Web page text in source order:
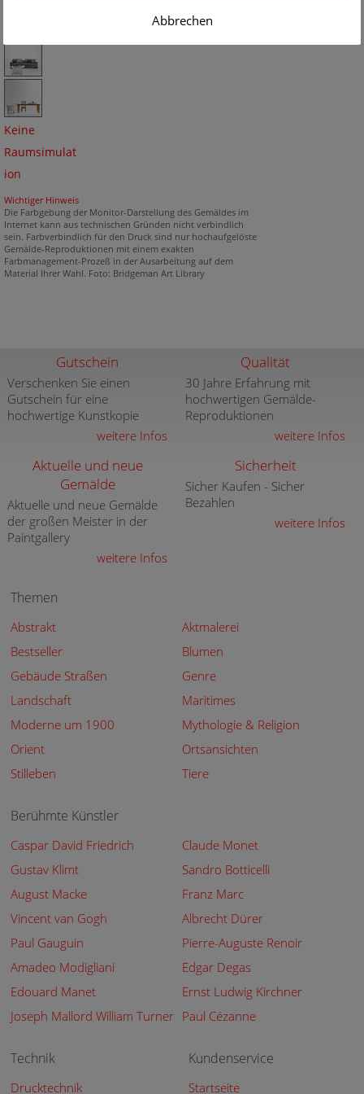
Keine
Raumsimulat
ion
Wichtiger Hinweis
Die Farbgebung der Monitor-Darstellung des Gemäldes im
Internet kann aus technischen Gründen nicht verbindlich
sein. Farbverbindlich für den Druck sind nur hochaufgelöste
Gemälde-Reproduktionen mit einem exakten
Farbmanagement-Prozeß in der Ausarbeitung auf dem
Material Ihrer Wahl. Foto: Bridgeman Art Library
Gutschein
Verschenken Sie einen
Gutschein für eine
hochwertige Kunstkopie
weitere Infos
Qualität
30 Jahre Erfahrung mit
hochwertigen Gemälde-
Reproduktionen
weitere Infos
Aktuelle und neue
Gemälde
Aktuelle und neue Gemälde
der großen Meister in der
Paintgallery
weitere Infos
Sicherheit
Sicher Kaufen - Sicher
Bezahlen
weitere Infos
Themen
Abstrakt
Aktmalerei
Bestseller
Blumen
Gebäude Straßen
Genre
Landschaft
Maritimes
Moderne um 1900
Mythologie & Religion
Orient
Ortsansichten
Stilleben
Tiere
Berühmte Künstler
Caspar David Friedrich
Claude Monet
Gustav Klimt
Sandro Botticelli
August Macke
Franz Marc
Vincent van Gogh
Albrecht Dürer
Paul Gauguin
Pierre-Auguste Renoir
Amadeo Modigliani
Edgar Degas
Edouard Manet
Ernst Ludwig Kirchner
Joseph Mallord William Turner Paul Cézanne
Technik
Drucktechnik
Kundenservice
Startseite
Abbrechen